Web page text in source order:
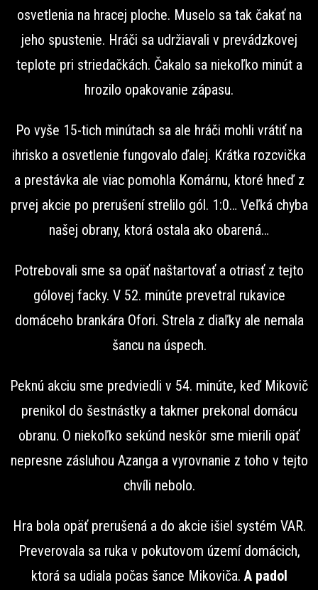
osvetlenia na hracej ploche. Muselo sa tak čakať na
jeho spustenie. Hráči sa udržiavali v prevádzkovej
teplote pri striedačkách. Čakalo sa niekoľko minút a
hrozilo opakovanie zápasu.
Po vyše 15-tich minútach sa ale hráči mohli vrátiť na
ihrisko a osvetlenie fungovalo ďalej. Krátka rozcvička
a prestávka ale viac pomohla Komárnu, ktoré hneď z
prvej akcie po prerušení strelilo gól. 1:0… Veľká chyba
našej obrany, ktorá ostala ako obarená…
Potrebovali sme sa opäť naštartovať a otriasť z tejto
gólovej facky. V 52. minúte prevetral rukavice
domáceho brankára Ofori. Strela z diaľky ale nemala
šancu na úspech.
Peknú akciu sme predviedli v 54. minúte, keď Mikovič
prenikol do šestnástky a takmer prekonal domácu
obranu. O niekoľko sekúnd neskôr sme mierili opäť
nepresne zásluhou Azanga a vyrovnanie z toho v tejto
chvíli nebolo.
Hra bola opäť prerušená a do akcie išiel systém VAR.
Preverovala sa ruka v pokutovom území domácich,
ktorá sa udiala počas šance Mikoviča. A padol